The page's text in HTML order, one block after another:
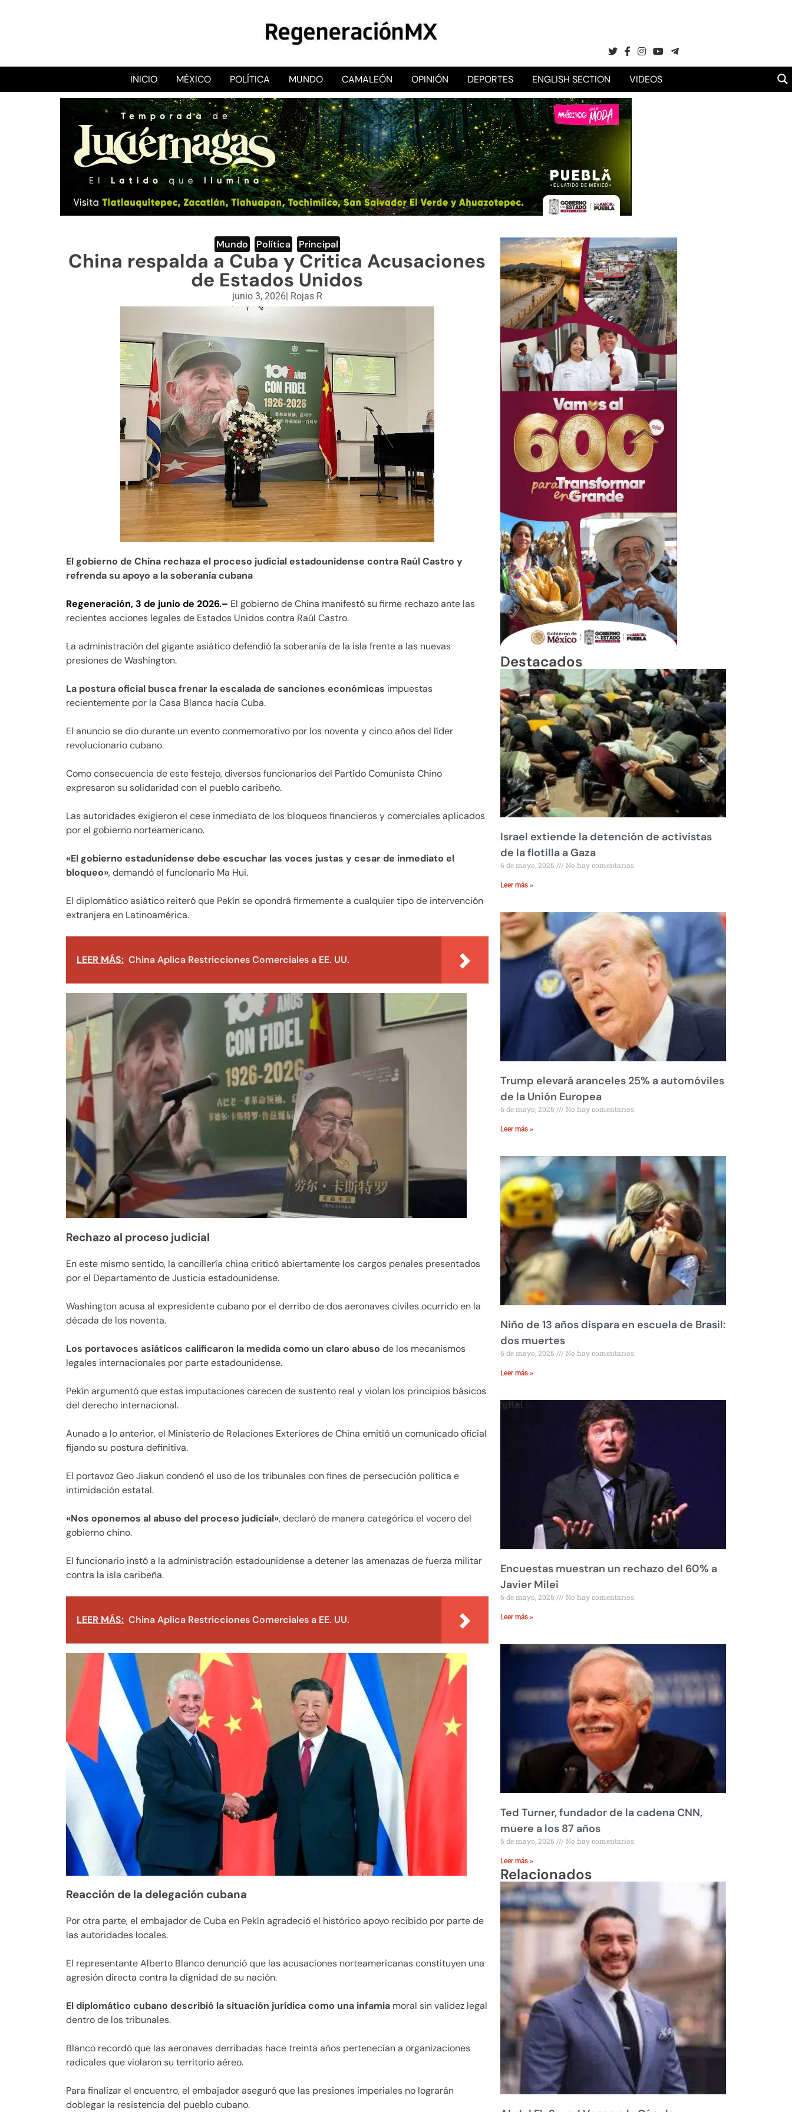
RegeneraciónMX
Sitio de noticias libre e independiente
INICIO MÉXICO POLÍTICA MUNDO CAMALEÓN OPINIÓN DEPORTES ENGLISH SECTION VIDEOS
Mundo Política Principal
China respalda a Cuba y Critica Acusaciones
de Estados Unidos
junio 3, 2026| Rojas R
El gobierno de China rechaza el proceso judicial estadounidense contra Raúl Castro y
refrenda su apoyo a la soberanía cubana
Regeneración, 3 de junio de 2026.– El gobierno de China manifestó su firme rechazo ante las
recientes acciones legales de Estados Unidos contra Raúl Castro.
La administración del gigante asiático defendió la soberanía de la isla frente a las nuevas
presiones de Washington.
La postura oficial busca frenar la escalada de sanciones económicas impuestas
recientemente por la Casa Blanca hacia Cuba.
El anuncio se dio durante un evento conmemorativo por los noventa y cinco años del líder
revolucionario cubano.
Como consecuencia de este festejo, diversos funcionarios del Partido Comunista Chino
expresaron su solidaridad con el pueblo caribeño.
Las autoridades exigieron el cese inmediato de los bloqueos financieros y comerciales aplicados
por el gobierno norteamericano.
«El gobierno estadunidense debe escuchar las voces justas y cesar de inmediato el
bloqueo», demandó el funcionario Ma Hui.
El diplomático asiático reiteró que Pekín se opondrá firmemente a cualquier tipo de intervención
extranjera en Latinoamérica.
LEER MÁS: China Aplica Restricciones Comerciales a EE. UU.
Rechazo al proceso judicial
En este mismo sentido, la cancillería china criticó abiertamente los cargos penales presentados
por el Departamento de Justicia estadounidense.
Washington acusa al expresidente cubano por el derribo de dos aeronaves civiles ocurrido en la
década de los noventa.
Los portavoces asiáticos calificaron la medida como un claro abuso de los mecanismos
legales internacionales por parte estadounidense.
Pekín argumentó que estas imputaciones carecen de sustento real y violan los principios básicos
del derecho internacional.
Aunado a lo anterior, el Ministerio de Relaciones Exteriores de China emitió un comunicado oficial
fijando su postura definitiva.
El portavoz Geo Jiakun condenó el uso de los tribunales con fines de persecución política e
intimidación estatal.
«Nos oponemos al abuso del proceso judicial», declaró de manera categórica el vocero del
gobierno chino.
El funcionario instó a la administración estadounidense a detener las amenazas de fuerza militar
contra la isla caribeña.
LEER MÁS: China Aplica Restricciones Comerciales a EE. UU.
Reacción de la delegación cubana
Por otra parte, el embajador de Cuba en Pekín agradeció el histórico apoyo recibido por parte de
las autoridades locales.
El representante Alberto Blanco denunció que las acusaciones norteamericanas constituyen una
agresión directa contra la dignidad de su nación.
El diplomático cubano describió la situación jurídica como una infamia moral sin validez legal
dentro de los tribunales.
Blanco recordó que las aeronaves derribadas hace treinta años pertenecían a organizaciones
radicales que violaron su territorio aéreo.
Para finalizar el encuentro, el embajador aseguró que las presiones imperiales no lograrán
doblegar la resistencia del pueblo cubano.
Destacados
Israel extiende la detención de activistas
de la flotilla a Gaza
6 de mayo, 2026 No hay comentarios
Leer más »
Trump elevará aranceles 25% a automóviles
de la Unión Europea
6 de mayo, 2026 No hay comentarios
Leer más »
Niño de 13 años dispara en escuela de Brasil:
dos muertes
6 de mayo, 2026 No hay comentarios
Leer más »
Encuestas muestran un rechazo del 60% a
Javier Milei
6 de mayo, 2026 No hay comentarios
Leer más »
Ted Turner, fundador de la cadena CNN,
muere a los 87 años
6 de mayo, 2026 No hay comentarios
Leer más »
Relacionados